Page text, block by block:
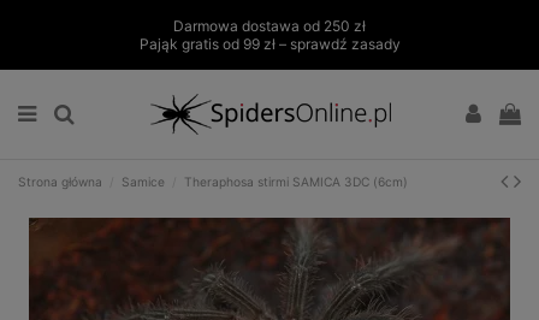
Darmowa dostawa od 250 zł
Pająk gratis od 99 zł – sprawdź zasady
Strona główna Samice Theraphosa stirmi SAMICA 3DC (6cm)